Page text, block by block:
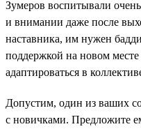
Зумеров воспитывали
и внимании даже после
наставника, им нужен
поддержкой на новом
адаптироваться в
Допустим, один из ваших
с новичками. Предложите